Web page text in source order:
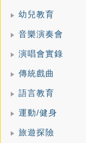
幼兒教育
音樂演奏會
演唱會實錄
傳統戲曲
語言教育
運動/健身
旅遊探險